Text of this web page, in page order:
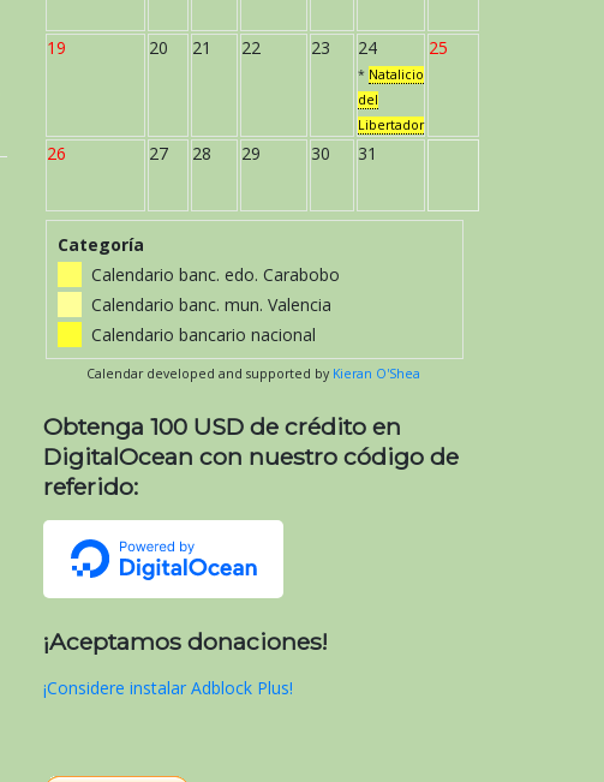
19 20 21 22 23 24
* Natalicio
del
Libertador
25
26 27 28 29 30 31
Categoría
Calendario banc. edo. Carabobo
Calendario banc. mun. Valencia
Calendario bancario nacional
Calendar developed and supported by Kieran O'Shea
Obtenga 100 USD de crédito en
DigitalOcean con nuestro código de
referido:
¡Aceptamos donaciones!
¡Considere instalar Adblock Plus!